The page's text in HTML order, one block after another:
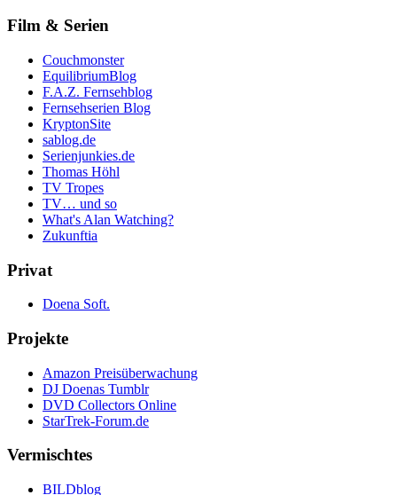
Film & Serien
Couchmonster
EquilibriumBlog
F.A.Z. Fernsehblog
Fernsehserien Blog
KryptonSite
sablog.de
Serienjunkies.de
Thomas Höhl
TV Tropes
TV… und so
What's Alan Watching?
Zukunftia
Privat
Doena Soft.
Projekte
Amazon Preisüberwachung
DJ Doenas Tumblr
DVD Collectors Online
StarTrek-Forum.de
Vermischtes
BILDblog